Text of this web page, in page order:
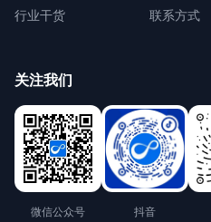
行业干货 联系方式
关注我们
微信公众号 抖音